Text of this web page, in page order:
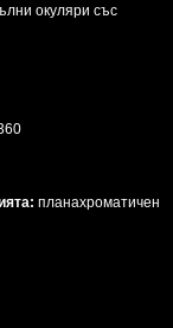
окуляри със
планахроматичен